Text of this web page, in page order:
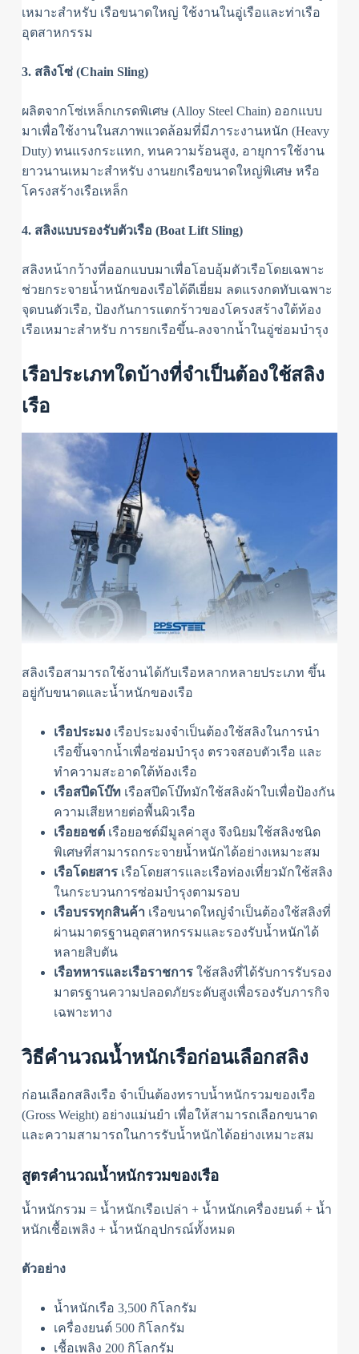
เหมาะสำหรับ เรือขนาดใหญ่ ใช้งานในอู่เรือและท่าเรือ
อุตสาหกรรม
3. สลิงโซ่ (Chain Sling)
ผลิตจากโซ่เหล็กเกรดพิเศษ (Alloy Steel Chain) ออกแบบ
มาเพื่อใช้งานในสภาพแวดล้อมที่มีภาระงานหนัก (Heavy
Duty) ทนแรงกระแทก, ทนความร้อนสูง, อายุการใช้งาน
ยาวนานเหมาะสำหรับ งานยกเรือขนาดใหญ่พิเศษ หรือ
โครงสร้างเรือเหล็ก
4. สลิงแบบรองรับตัวเรือ (Boat Lift Sling)
สลิงหน้ากว้างที่ออกแบบมาเพื่อโอบอุ้มตัวเรือโดยเฉพาะ
ช่วยกระจายน้ำหนักของเรือได้ดีเยี่ยม ลดแรงกดทับเฉพาะ
จุดบนตัวเรือ, ป้องกันการแตกร้าวของโครงสร้างใต้ท้อง
เรือเหมาะสำหรับ การยกเรือขึ้น-ลงจากน้ำในอู่ซ่อมบำรุง
เรือประเภทใดบ้างที่จำเป็นต้องใช้สลิง
เรือ
สลิงเรือสามารถใช้งานได้กับเรือหลากหลายประเภท ขึ้น
อยู่กับขนาดและน้ำหนักของเรือ
เรือประมง เรือประมงจำเป็นต้องใช้สลิงในการนำ
เรือขึ้นจากน้ำเพื่อซ่อมบำรุง ตรวจสอบตัวเรือ และ
ทำความสะอาดใต้ท้องเรือ
เรือสปีดโบ๊ท เรือสปีดโบ๊ทมักใช้สลิงผ้าใบเพื่อป้องกัน
ความเสียหายต่อพื้นผิวเรือ
เรือยอชต์ เรือยอชต์มีมูลค่าสูง จึงนิยมใช้สลิงชนิด
พิเศษที่สามารถกระจายน้ำหนักได้อย่างเหมาะสม
เรือโดยสาร เรือโดยสารและเรือท่องเที่ยวมักใช้สลิง
ในกระบวนการซ่อมบำรุงตามรอบ
เรือบรรทุกสินค้า เรือขนาดใหญ่จำเป็นต้องใช้สลิงที่
ผ่านมาตรฐานอุตสาหกรรมและรองรับน้ำหนักได้
หลายสิบตัน
เรือทหารและเรือราชการ ใช้สลิงที่ได้รับการรับรอง
มาตรฐานความปลอดภัยระดับสูงเพื่อรองรับภารกิจ
เฉพาะทาง
วิธีคำนวณน้ำหนักเรือก่อนเลือกสลิง
ก่อนเลือกสลิงเรือ จำเป็นต้องทราบน้ำหนักรวมของเรือ
(Gross Weight) อย่างแม่นยำ เพื่อให้สามารถเลือกขนาด
และความสามารถในการรับน้ำหนักได้อย่างเหมาะสม
สูตรคำนวณน้ำหนักรวมของเรือ
น้ำหนักรวม = น้ำหนักเรือเปล่า + น้ำหนักเครื่องยนต์ + น้ำ
หนักเชื้อเพลิง + น้ำหนักอุปกรณ์ทั้งหมด
ตัวอย่าง
น้ำหนักเรือ 3,500 กิโลกรัม
เครื่องยนต์ 500 กิโลกรัม
เชื้อเพลิง 200 กิโลกรัม